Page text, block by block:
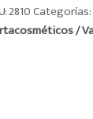
2810Categorías:
/